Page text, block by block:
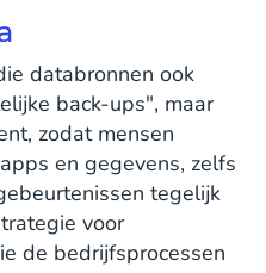
databronnen ook
back-ups", maar
zodat mensen
en gegevens, zelfs
tegelijk
voor
de bedrijfsprocessen